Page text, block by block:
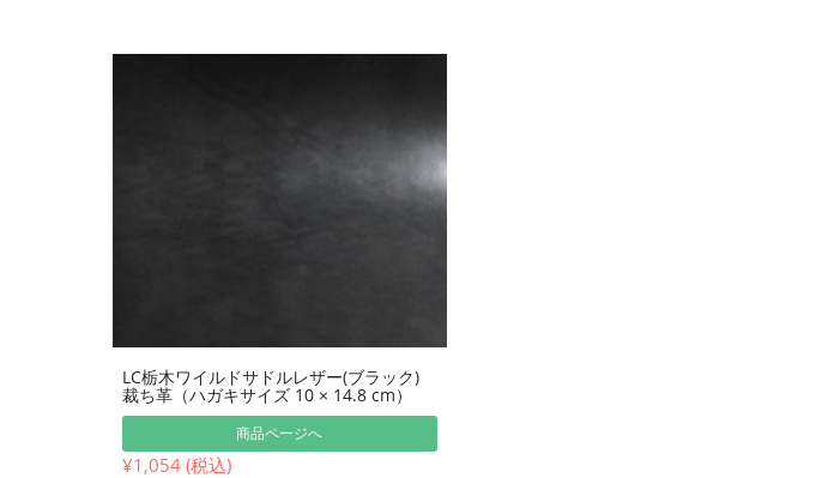
LC栃木ワイルドサドルレザー(ブラック)
裁ち革（ハガキサイズ 10 × 14.8 cm）
商品ページへ
¥1,054 (税込)